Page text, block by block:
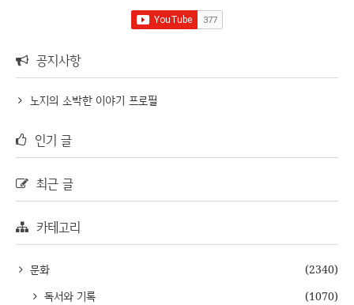
공지사항
노지의 소박한 이야기 프로필
인기 글
최근 글
카테고리
문화
(2340)
독서와 기록
(1070)